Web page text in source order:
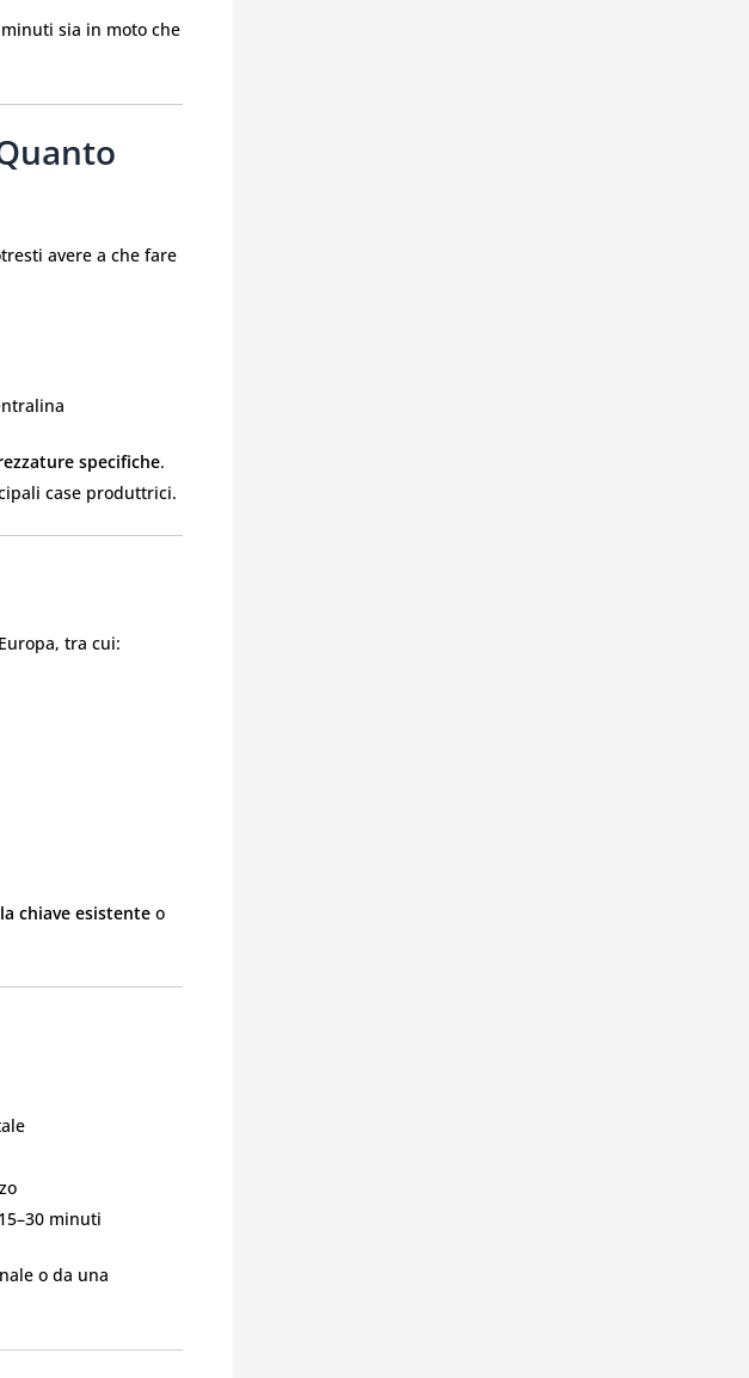
sia in moto che
avere a che fare
specifiche.
case produttrici.
tra cui:
chiave esistente o
minuti
o da una